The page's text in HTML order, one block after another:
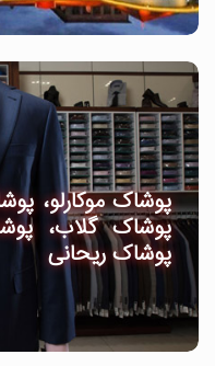
پوشاک موکارلو،
پوشاک گلاب،
پوشاک ریحانی